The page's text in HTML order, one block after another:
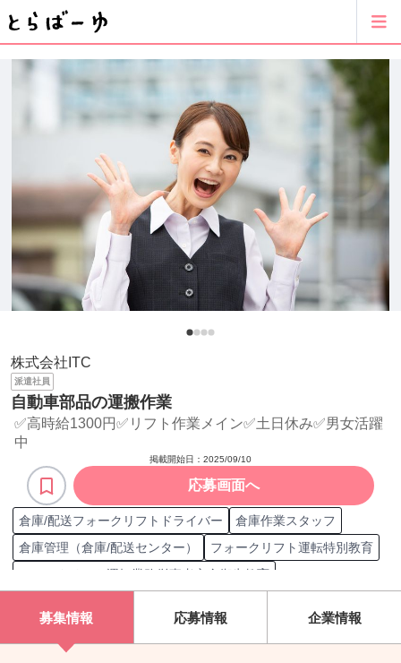
株式会社ITC
派遣社員
自動車部品の運搬作業
✅高時給1300円✅リフト作業メイン✅土日休み✅男女活躍
中
掲載開始日： 2025/09/10
応募画面へ
倉庫/配送フォークリフトドライバー
倉庫作業スタッフ
倉庫管理（倉庫/配送センター）
フォークリフト運転特別教育
フォークリフト運転業務従事者安全衛生教育
荷物積み下ろし
ピッキング 在庫管理
入出庫処理
入出庫管理
募集情報 応募情報 企業情報